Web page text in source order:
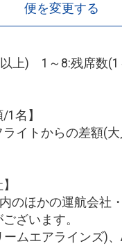
便を変更する
以上) 1～8:残席数
1名】
イトからの差額(
のほかの運航会社
ざいます。
ームエアラインズ)